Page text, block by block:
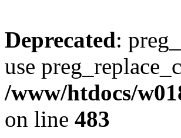
Deprecated:
use
/www/htdocs/
on line 483